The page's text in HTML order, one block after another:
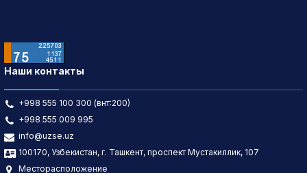
Наши контакты
+998 555 100 300 (внт:200)
+998 555 009 995
info@uzse.uz
100170, Узбекистан, г. Ташкент, проспект Мустакиллик, 107
Месторасположение